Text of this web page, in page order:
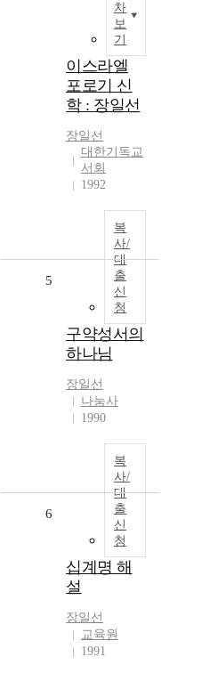
차
보
기
이스라엘
포로기 신
학 : 장일선
장일선
대한기독교
서회
1992
복
사/
대
출
신
청
5
구약성서의
하나님
장일선
나눔사
1990
복
사/
대
출
신
청
6
십계명 해
설
장일선
교육원
1991